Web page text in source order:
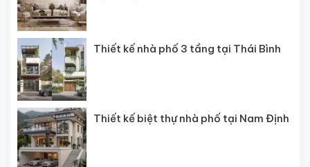
Thiết kế nhà phố 3 tầng tại Thái Bình
Thiết kế biệt thự nhà phố tại Nam Định